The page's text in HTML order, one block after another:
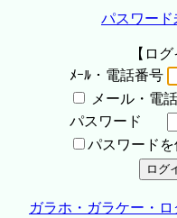
パスワー
【ロ
ﾒｰﾙ・電話番号
メール・電
パスワード
パスワード
ガラホ・ガラケー・